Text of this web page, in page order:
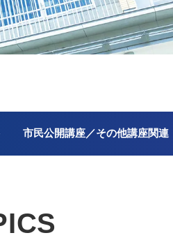
市民公開講座／その他講座関連